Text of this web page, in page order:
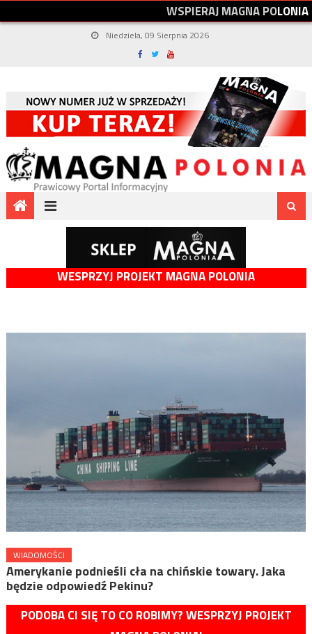
WSPIERAJMAGNAPOLONIA
Niedziela, 09 Sierpnia 2026
WESPRZYJ PROJEKT MAGNA POLONIA
WIADOMOŚCI
Amerykanie podnieśli cła na chińskie towary. Jaka
będzie odpowiedź Pekinu?
PODOBA CI SIĘ TO CO ROBIMY? WESPRZYJ PROJEKT